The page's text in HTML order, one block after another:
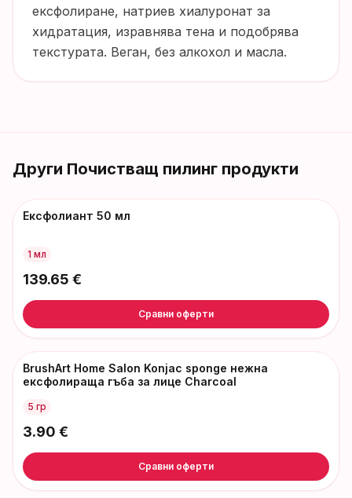
ексфолиране, натриев хиалуронат за
хидратация, изравнява тена и подобрява
текстурата. Веган, без алкохол и масла.
Други Почистващ пилинг продукти
Ексфолиант 50 мл
1 мл
139.65 €
Сравни оферти
BrushArt Home Salon Konjac sponge нежна
ексфолираща гъба за лице Charcoal
5 гр
3.90 €
Сравни оферти